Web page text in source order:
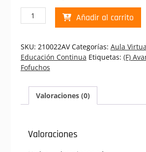
original
era:
actual
es:
Minicha
Duma
Aula
Virtual
(210022AV)
cantidad
Añadir al carrito
SKU: 210022AV Categorías: Aula
Educación Continua Etiquetas: (F)
Fofuchos
Valoraciones (0)
Valoraciones